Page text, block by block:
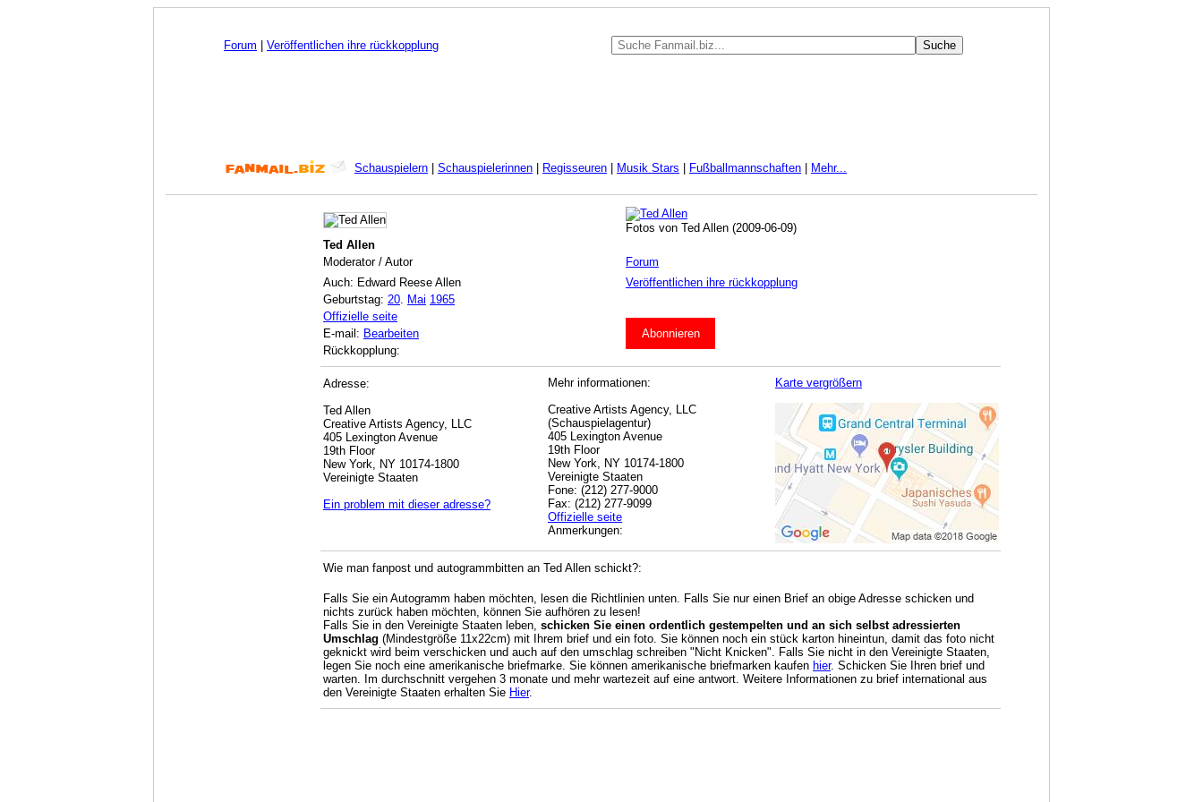
Forum Veröffentlichen ihre rückkopplung
Schauspielern Schauspielerinnen Regisseuren Musik Stars Fußballmannschaften Mehr...
Fotos von Ted Allen (2009-06-09)
Ted Allen
Moderator / Autor
Forum
Auch: Edward Reese Allen
Veröffentlichen ihre rückkopplung
Geburtstag: 20. Mai 1965
Offizielle seite
Abonnieren
E-mail: Bearbeiten
Rückkopplung:
Adresse:
Ted Allen
Creative Artists Agency, LLC
405 Lexington Avenue
19th Floor
New York, NY 10174-1800
Vereinigte Staaten
Ein problem mit dieser adresse?
Mehr informationen:
Creative Artists Agency, LLC
(Schauspielagentur)
405 Lexington Avenue
19th Floor
New York, NY 10174-1800
Vereinigte Staaten
Fone: (212) 277-9000
Fax: (212) 277-9099
Offizielle seite
Anmerkungen:
Karte vergrößern
Wie man fanpost und autogrammbitten an Ted Allen schickt?:
Falls Sie ein Autogramm haben möchten, lesen die Richtlinien unten. Falls Sie nur einen Brief an obige Adresse schicken und
nichts zurück haben möchten, können Sie aufhören zu lesen!
Falls Sie in den Vereinigte Staaten leben, schicken Sie einen ordentlich gestempelten und an sich selbst adressierten
Umschlag (Mindestgröße 11x22cm) mit Ihrem brief und ein foto. Sie können noch ein stück karton hineintun, damit das foto nicht
geknickt wird beim verschicken und auch auf den umschlag schreiben "Nicht Knicken". Falls Sie nicht in den Vereinigte Staaten,
legen Sie noch eine amerikanische briefmarke. Sie können amerikanische briefmarken kaufen hier. Schicken Sie Ihren brief und
warten. Im durchschnitt vergehen 3 monate und mehr wartezeit auf eine antwort. Weitere Informationen zu brief international aus
den Vereinigte Staaten erhalten Sie Hier.